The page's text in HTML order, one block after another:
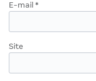
E-mail *
Site